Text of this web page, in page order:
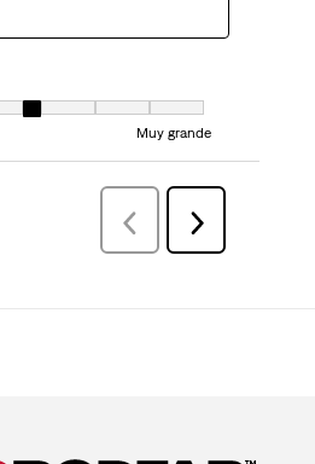
es igual a Muy pequeño y 7 es igual a Muy
Muy grande
AnteriorReseñasSiguiente
Reseñas